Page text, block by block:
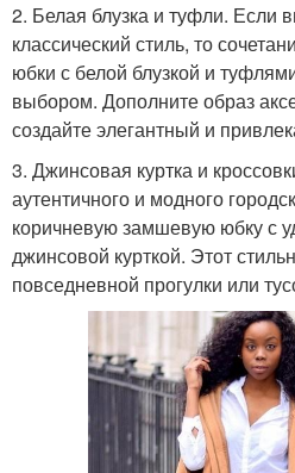
2. Белая блузка и туфли. Если
классический стиль, то
юбки с белой блузкой и
выбором. Дополните образ
создайте элегантный и
3. Джинсовая куртка и
аутентичного и модного
коричневую замшевую юбку с
джинсовой курткой. Этот
повседневной прогулки или